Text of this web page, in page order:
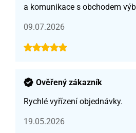
a komunikace s obchodem
09.07.2026
Ověřený zákazník
Rychlé vyřízení objednávky.
19.05.2026